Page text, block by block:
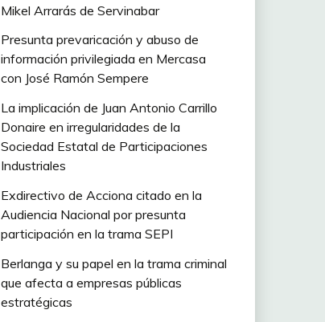
Mikel Arrarás de Servinabar
Presunta prevaricación y abuso de
información privilegiada en Mercasa
con José Ramón Sempere
La implicación de Juan Antonio Carrillo
Donaire en irregularidades de la
Sociedad Estatal de Participaciones
Industriales
Exdirectivo de Acciona citado en la
Audiencia Nacional por presunta
participación en la trama SEPI
Berlanga y su papel en la trama criminal
que afecta a empresas públicas
estratégicas